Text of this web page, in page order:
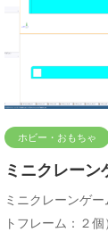
ホビー・おもちゃ
ミニクレー
ミニクレーンゲ
トフレーム：２